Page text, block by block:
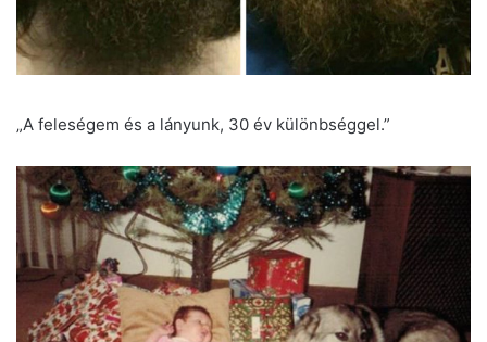
„A feleségem és a lányunk, 30 év különbséggel.”